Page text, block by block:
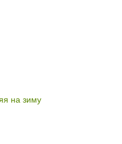
на зиму